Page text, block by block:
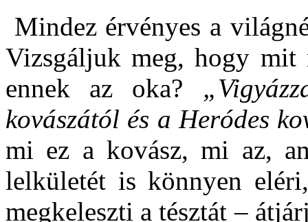
Mindez érvényes a
Vizsgáljuk meg, hogy mit
ennek az oka?
kovászától és a Heródes
mi ez a kovász, mi az,
lelkületét is könnyen
megkeleszti a tésztát –